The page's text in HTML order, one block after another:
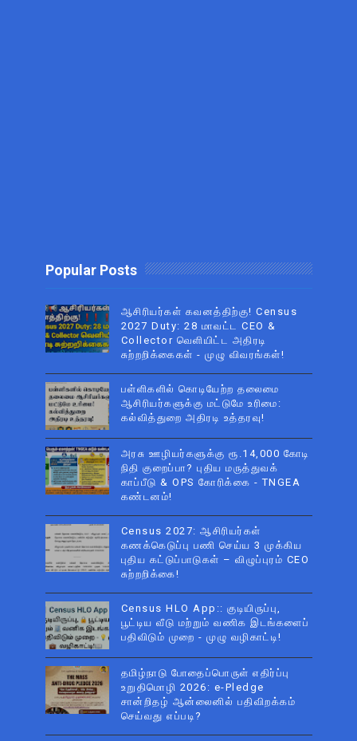
Popular Posts
ஆசிரியர்கள் கவனத்திற்கு! Census
2027 Duty: 28 மாவட்ட CEO &
Collector வெளியிட்ட அதிரடி
சுற்றறிக்கைகள் - முழு விவரங்கள்!
பள்ளிகளில் கொடியேற்ற தலைமை
ஆசிரியர்களுக்கு மட்டுமே உரிமை:
கல்வித்துறை அதிரடி உத்தரவு!
அரசு ஊழியர்களுக்கு ரூ.14,000 கோடி
நிதி குறைப்பா? புதிய மருத்துவக்
காப்பீடு & OPS கோரிக்கை - TNGEA
கண்டனம்!
Census 2027: ஆசிரியர்கள்
கணக்கெடுப்பு பணி செய்ய 3 முக்கிய
புதிய கட்டுப்பாடுகள் – விழுப்புரம் CEO
சுற்றறிக்கை!
Census HLO App:: குடியிருப்பு,
பூட்டிய வீடு மற்றும் வணிக இடங்களைப்
பதிவிடும் முறை - முழு வழிகாட்டி!
தமிழ்நாடு போதைப்பொருள் எதிர்ப்பு
உறுதிமொழி 2026: e-Pledge
சான்றிதழ் ஆன்லைனில் பதிவிறக்கம்
செய்வது எப்படி?